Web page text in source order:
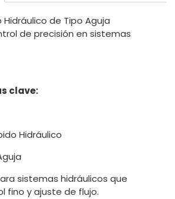
Hidráulico de Tipo Aguja
de precisión en sistemas
clave:
Hidráulico
sistemas hidráulicos que
fino y ajuste de flujo.